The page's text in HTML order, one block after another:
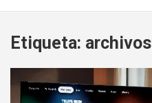
Etiqueta: archivos